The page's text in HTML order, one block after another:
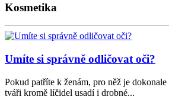
Kosmetika
Umíte si správně odličovat oči?
Pokud patříte k ženám, pro něž je
tváři kromě líčidel usadí i drobné...